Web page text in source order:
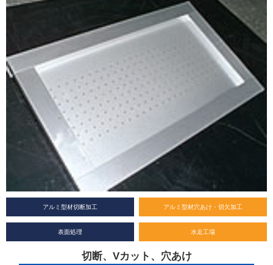
アルミ型材切断加工 アルミ型材穴あけ・切欠加工
表面処理 水走工場
切断、Vカット、穴あけ